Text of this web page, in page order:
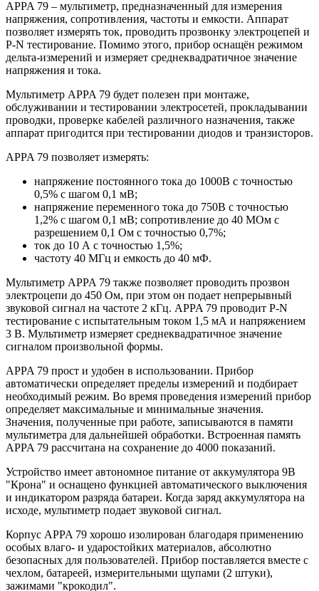
APPA 79 – мультиметр, предназначенный для измерения
напряжения, сопротивления, частоты и емкости. Аппарат
позволяет измерять ток, проводить прозвонку электроцепей и
P-N тестирование. Помимо этого, прибор оснащён режимом
дельта-измерений и измеряет среднеквадратичное значение
напряжения и тока.
Мультиметр APPA 79 будет полезен при монтаже,
обслуживании и тестировании электросетей, прокладывании
проводки, проверке кабелей различного назначения, также
аппарат пригодится при тестировании диодов и транзисторов.
APPA 79 позволяет измерять:
напряжение постоянного тока до 1000В с точностью
0,5% с шагом 0,1 мВ;
напряжение переменного тока до 750В с точностью
1,2% с шагом 0,1 мВ; сопротивление до 40 МОм с
разрешением 0,1 Ом c точностью 0,7%;
ток до 10 А с точностью 1,5%;
частоту 40 МГц и емкость до 40 мФ.
Мультиметр APPA 79 также позволяет проводить прозвон
электроцепи до 450 Ом, при этом он подает непрерывный
звуковой сигнал на частоте 2 кГц. APPA 79 проводит P-N
тестирование с испытательным током 1,5 мА и напряжением
3 В. Мультиметр измеряет среднеквадратичное значение
сигналом произвольной формы.
APPA 79 прост и удобен в использовании. Прибор
автоматически определяет пределы измерений и подбирает
необходимый режим. Во время проведения измерений прибор
определяет максимальные и минимальные значения.
Значения, полученные при работе, записываются в памяти
мультиметра для дальнейшей обработки. Встроенная память
APPA 79 рассчитана на сохранение до 4000 показаний.
Устройство имеет автономное питание от аккумулятора 9В
"Крона" и оснащено функцией автоматического выключения
и индикатором разряда батареи. Когда заряд аккумулятора на
исходе, мультиметр подает звуковой сигнал.
Корпус APPA 79 хорошо изолирован благодаря применению
особых влаго- и ударостойких материалов, абсолютно
безопасных для пользователей. Прибор поставляется вместе с
чехлом, батареей, измерительными щупами (2 штуки),
зажимами "крокодил".